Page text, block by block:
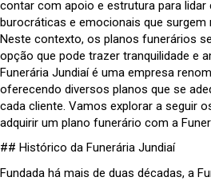
contar com apoio e estrutura para
burocráticas e emocionais que
Neste contexto, os planos funerários
opção que pode trazer tranquilidade e
Funerária Jundiaí é uma empresa
oferecendo diversos planos que se
cada cliente. Vamos explorar a seguir
adquirir um plano funerário com a
## Histórico da Funerária Jundiaí
Fundada há mais de duas décadas, a